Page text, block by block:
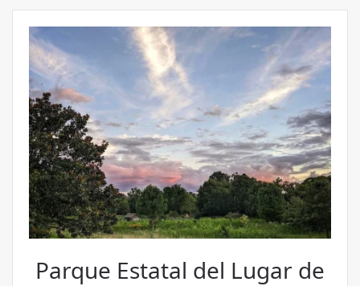
Parque Estatal del Lugar de